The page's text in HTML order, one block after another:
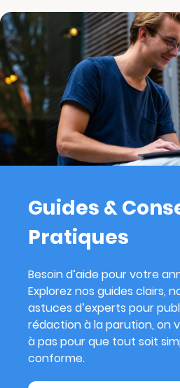
Guides &
Pratiques
Besoin d’aide pour votre
Explorez nos guides clairs,
astuces d’experts pour
rédaction à la parution, on
à pas pour que tout soit
conforme.